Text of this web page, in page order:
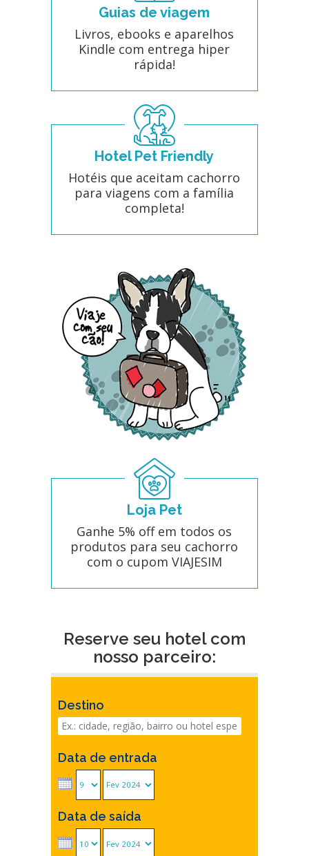
Guias de viagem
Livros, ebooks e aparelhos
Kindle com entrega hiper
rápida!
Hotel Pet Friendly
Hotéis que aceitam cachorro
para viagens com a família
completa!
Loja Pet
Ganhe 5% off em todos os
produtos para seu cachorro
com o cupom VIAJESIM
Reserve seu hotel com
nosso parceiro:
Destino
Data de entrada
Data de saída